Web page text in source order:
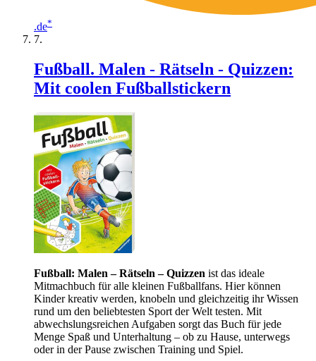
.de*
Fußball. Malen - Rätseln - Quizzen:
Mit coolen Fußballstickern
Fußball: Malen – Rätseln – Quizzen ist das ideale
Mitmachbuch für alle kleinen Fußballfans. Hier können
Kinder kreativ werden, knobeln und gleichzeitig ihr Wissen
rund um den beliebtesten Sport der Welt testen. Mit
abwechslungsreichen Aufgaben sorgt das Buch für jede
Menge Spaß und Unterhaltung – ob zu Hause, unterwegs
oder in der Pause zwischen Training und Spiel.